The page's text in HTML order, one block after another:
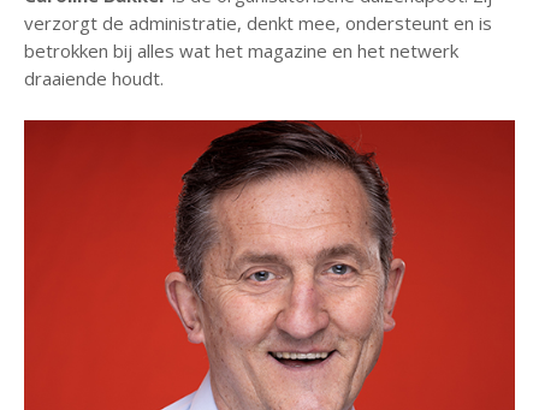
verzorgt de administratie, denkt mee, ondersteunt en is
betrokken bij alles wat het magazine en het netwerk
draaiende houdt.